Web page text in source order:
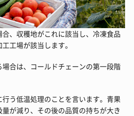
、収穫地がこれに該当し、冷凍食品
工場が該当します。
合は、コールドチェーンの第一段階
う低温処理のことを言います。青果
が減り、その後の品質の持ちが大き